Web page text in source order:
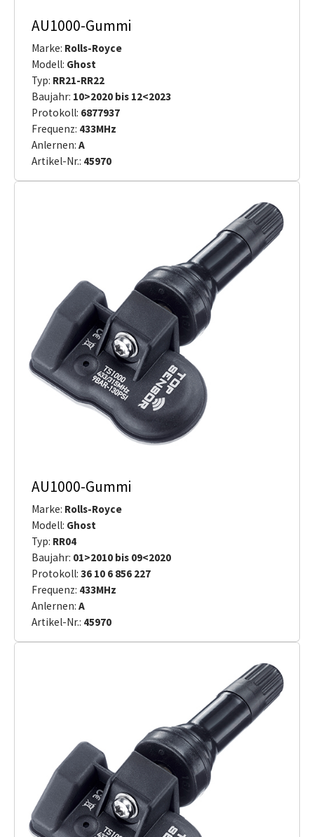
AU1000-Gummi
Marke: Rolls-Royce
Modell: Ghost
Typ: RR21-RR22
Baujahr: 10>2020 bis 12<2023
Protokoll: 6877937
Frequenz: 433MHz
Anlernen: A
Artikel-Nr.: 45970
AU1000-Gummi
Marke: Rolls-Royce
Modell: Ghost
Typ: RR04
Baujahr: 01>2010 bis 09<2020
Protokoll: 36 10 6 856 227
Frequenz: 433MHz
Anlernen: A
Artikel-Nr.: 45970